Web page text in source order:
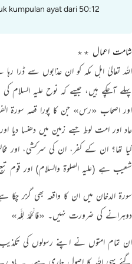
kumpulan ayat dari 50:12
شامت اعمال ٭٭
اللہ تعالیٰ اہل مکہ کو ان عذابوں سے ڈرا
پہلے آچکے ہیں، جیسے کہ نوح علیہ السلام
اور اصحاب «رس» جن کا پورا قصہ سورۃ
عاد اور امت لوط جسے زمین میں دھنسا دیا
کیا تھا؟ ان کے کفر، ان کی سرکشی، اور
شعیب ہے (‏علیہ الصلوۃ والسلام) اور قوم
سورۃ الدخان میں ان کا واقعہ بھی گزر
دوہرانے کی ضرورت نہیں۔ «فالْحَمْدُ لِلَّـه»
ان تمام امتوں نے اپنے رسولوں کی